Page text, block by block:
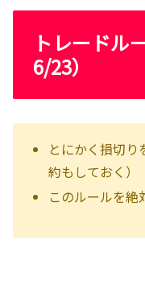
トレードル
6/23）
とにかく損切
約もしておく）
このルールを絶